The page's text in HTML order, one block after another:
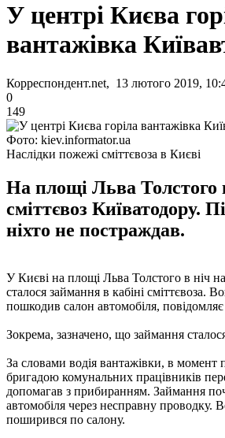
У центрі Києва
вантажівка
Корреспондент.net, 13 лютого 2019,
0
149
Фото: kiev.informator.ua
Наслідки пожежі сміттєвоза в Києві
На площі Льва Толстого
сміттєвоз Київатодору.
ніхто не постраждав.
У Києві на площі Льва Толстого в ніч
сталося займання в кабіні сміттєвоза.
пошкодив салон автомобіля, повідомляє
Зокрема, зазначено, що займання
За словами водія вантажівки, в момент
бригадою комунальних працівників
допомагав з прибиранням. Займання
автомобіля через несправну проводку.
поширився по салону.